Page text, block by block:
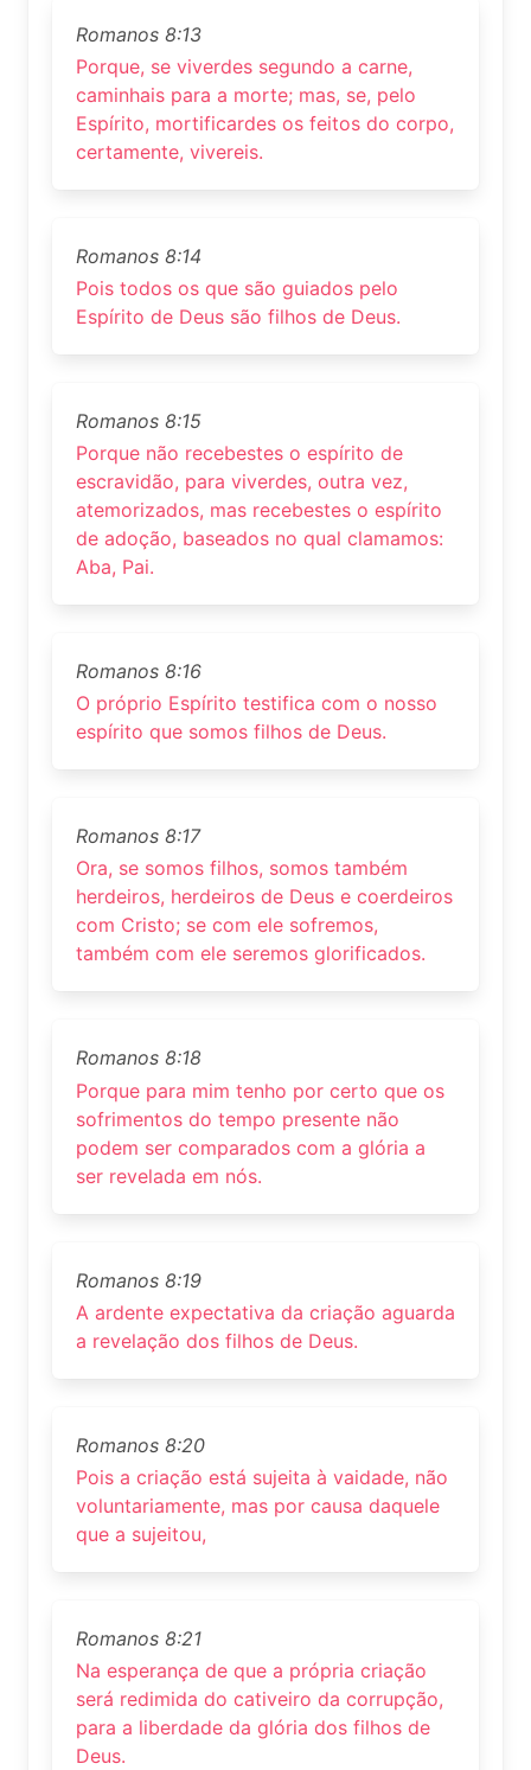
Romanos 8:13
Porque, se viverdes segundo a carne,
caminhais para a morte; mas, se, pelo
Espírito, mortificardes os feitos do corpo,
certamente, vivereis.
Romanos 8:14
Pois todos os que são guiados pelo
Espírito de Deus são filhos de Deus.
Romanos 8:15
Porque não recebestes o espírito de
escravidão, para viverdes, outra vez,
atemorizados, mas recebestes o espírito
de adoção, baseados no qual clamamos:
Aba, Pai.
Romanos 8:16
O próprio Espírito testifica com o nosso
espírito que somos filhos de Deus.
Romanos 8:17
Ora, se somos filhos, somos também
herdeiros, herdeiros de Deus e coerdeiros
com Cristo; se com ele sofremos,
também com ele seremos glorificados.
Romanos 8:18
Porque para mim tenho por certo que os
sofrimentos do tempo presente não
podem ser comparados com a glória a
ser revelada em nós.
Romanos 8:19
A ardente expectativa da criação aguarda
a revelação dos filhos de Deus.
Romanos 8:20
Pois a criação está sujeita à vaidade, não
voluntariamente, mas por causa daquele
que a sujeitou,
Romanos 8:21
Na esperança de que a própria criação
será redimida do cativeiro da corrupção,
para a liberdade da glória dos filhos de
Deus.